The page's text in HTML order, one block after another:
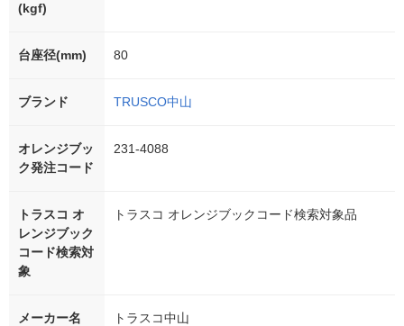
(kgf)
台座径(mm) 80
ブランド TRUSCO中山
オレンジブッ
ク発注コード
231-4088
トラスコ オ
レンジブック
コード検索対
象
トラスコ オレンジブックコード検索対象品
メーカー名 トラスコ中山